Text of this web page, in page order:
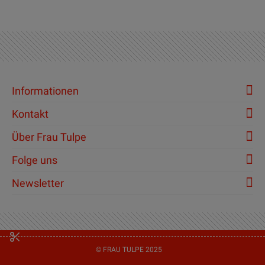
Informationen
Kontakt
Über Frau Tulpe
Folge uns
Newsletter
© FRAU TULPE 2025